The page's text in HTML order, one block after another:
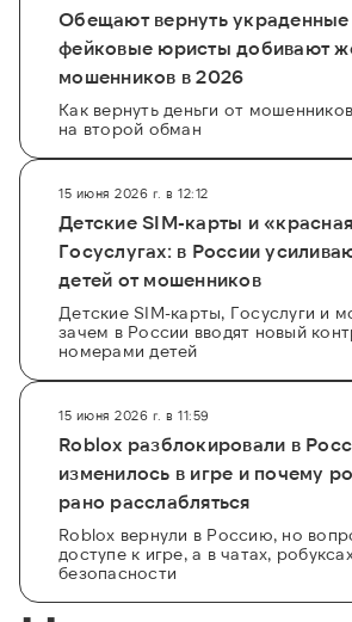
Обещают вернуть украденные
фейковые юристы добивают
мошенников в 2026
Как вернуть деньги от
на второй обман
15 июня 2026 г. в 12:12
Детские SIM-карты и
Госуслугах: в России
детей от мошенников
Детские SIM-карты, Госуслуги и
зачем в России вводят новый
номерами детей
15 июня 2026 г. в 11:59
Roblox разблокировали в
изменилось в игре и почему
рано расслабляться
Roblox вернули в Россию, но
доступе к игре, а в чатах,
безопасности